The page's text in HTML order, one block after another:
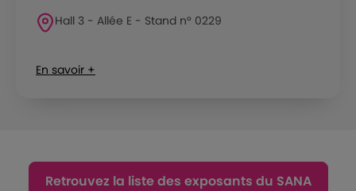
Hall 3 - Allée E - Stand n° 0229
En savoir +
Retrouvez la liste des exposants du SANA